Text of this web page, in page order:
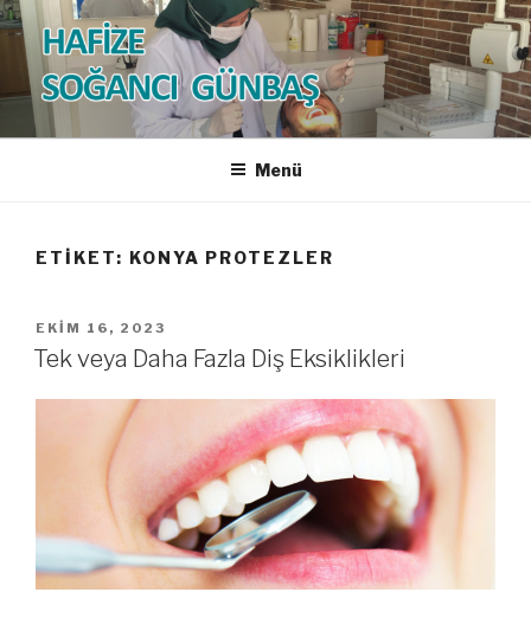
İçeriğe
geç
HAFİZE SOĞANCI GÜNBAŞ
Diş Hekimi
Menü
ETIKET: KONYA PROTEZLER
YAYIM
TARIHI
EKIM 16, 2023
Tek veya Daha Fazla Diş Eksiklikleri